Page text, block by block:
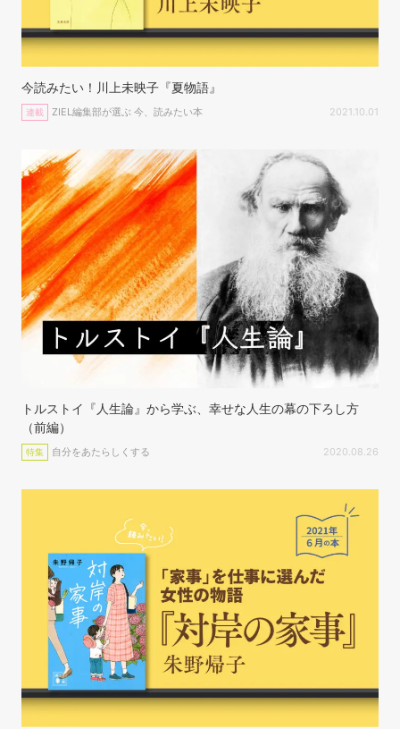
今読みたい！川上未映子『夏物語』
連載 ZIEL編集部が選ぶ 今、読みたい本 2021.10.01
トルストイ『人生論』から学ぶ、幸せな人生の幕の下ろし方
（前編）
特集 自分をあたらしくする 2020.08.26